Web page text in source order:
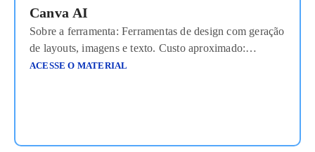
Canva AI
Sobre a ferramenta: Ferramentas de design com geração
de layouts, imagens e texto. Custo aproximado:
Freemium com planos a partir de US$12mês Link de
ACESSE O MATERIAL